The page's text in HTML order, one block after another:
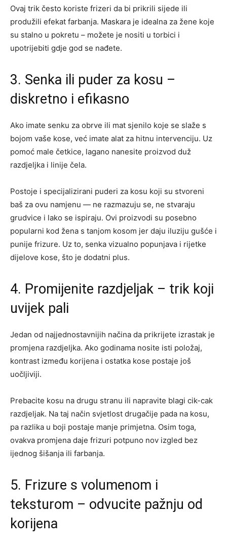
Ovaj trik često koriste frizeri da bi prikrili sijede ili
produžili efekat farbanja. Maskara je idealna za žene koje
su stalno u pokretu – možete je nositi u torbici i
upotrijebiti gdje god se nađete.
3. Senka ili puder za kosu –
diskretno i efikasno
Ako imate senku za obrve ili mat sjenilo koje se slaže s
bojom vaše kose, već imate alat za hitnu intervenciju. Uz
pomoć male četkice, lagano nanesite proizvod duž
razdjeljka i linije čela.
Postoje i specijalizirani puderi za kosu koji su stvoreni
baš za ovu namjenu — ne razmazuju se, ne stvaraju
grudvice i lako se ispiraju. Ovi proizvodi su posebno
popularni kod žena s tanjom kosom jer daju iluziju gušće i
punije frizure. Uz to, senka vizualno popunjava i rijetke
dijelove kose, što je dodatni plus.
4. Promijenite razdjeljak – trik koji
uvijek pali
Jedan od najjednostavnijih načina da prikrijete izrastak je
promjena razdjeljka. Ako godinama nosite isti položaj,
kontrast između korijena i ostatka kose postaje još
uočljiviji.
Prebacite kosu na drugu stranu ili napravite blagi cik-cak
razdjeljak. Na taj način svjetlost drugačije pada na kosu,
pa razlika u boji postaje manje primjetna. Osim toga,
ovakva promjena daje frizuri potpuno nov izgled bez
ijednog šišanja ili farbanja.
5. Frizure s volumenom i
teksturom – odvucite pažnju od
korijena